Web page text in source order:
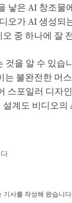
낳은 AI 창조물
오가 AI 생성되
중 하나에 잘
을 알 수 있습
불완전한 머
스포일러 디자
계도 비디오
사를 작성해 왔습니